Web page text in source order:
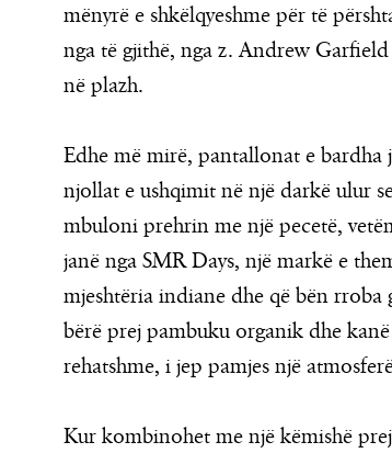
mënyrë e shkëlqyeshme për të
nga të gjithë, nga z. Andrew
në plazh.
Edhe më mirë, pantallonat e bardha
njollat e ushqimit në një darkë ulur
mbuloni prehrin me një pecetë,
janë nga SMR Days, një markë e
mjeshtëria indiane dhe që bën
bërë prej pambuku organik dhe
rehatshme, i jep pamjes një
Kur kombinohet me një këmishë